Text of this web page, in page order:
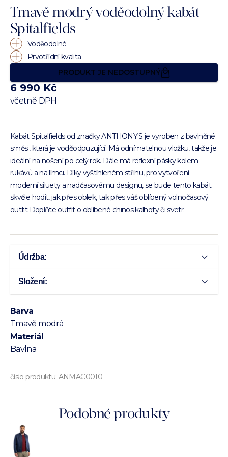
Tmavě modrý voděodolný kabát
Spitalfields
Voděodolné
Prvotřídní kvalita
PRODUKT JE NEDOSTUPNÝ
6 990 Kč
včetně DPH
Kabát Spitalfields od značky ANTHONY'S je vyroben z bavlněné
směsi, která je voděodpuzující. Má odnímatelnou vložku, takže je
ideální na nošení po celý rok. Dále má reflexní pásky kolem
rukávů a na límci. Díky vyštíhleném střihu, pro vytvoření
moderní siluety a nadčasovému designu, se bude tento kabát
skvěle hodit, jak přes oblek, tak přes váš oblíbený volnočasový
outfit Doplňte outfit o oblíbené chinos kalhoty či svetr.
Údržba:
Složení:
Barva
Tmavě modrá
Materiál
Bavlna
číslo produktu: ANMAC0010
Podobné produkty